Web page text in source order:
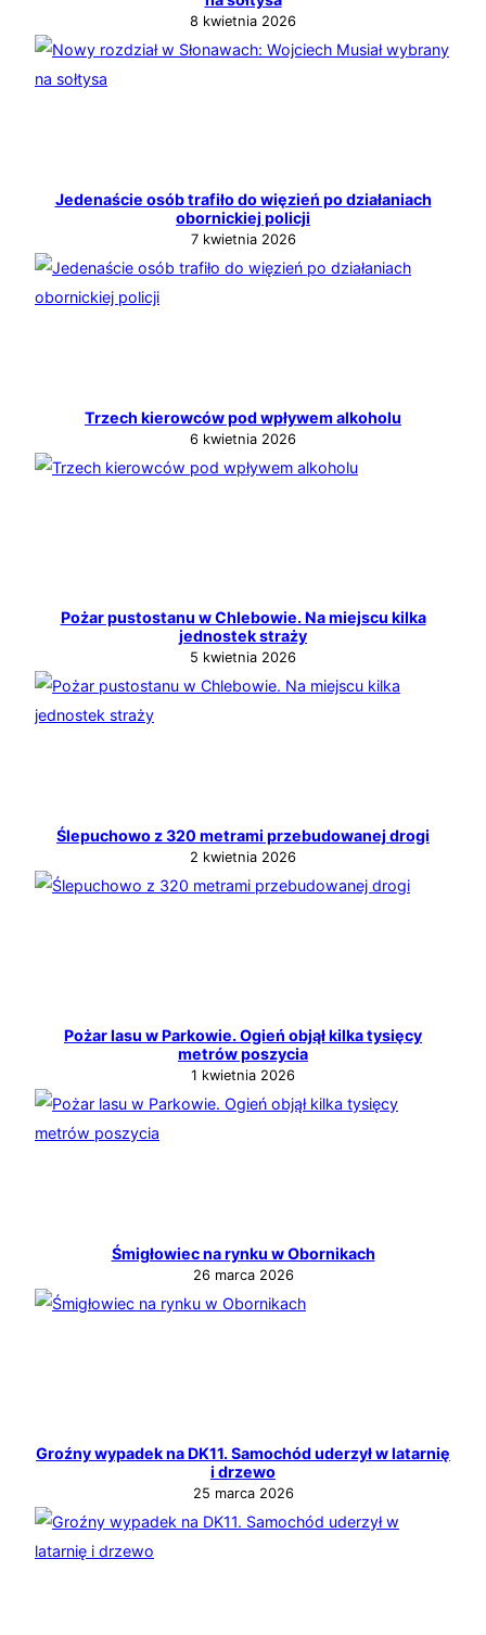
8 kwietnia 2026
Jedenaście osób trafiło do więzień po działaniach
obornickiej policji
7 kwietnia 2026
Trzech kierowców pod wpływem alkoholu
6 kwietnia 2026
Pożar pustostanu w Chlebowie. Na miejscu kilka
jednostek straży
5 kwietnia 2026
Ślepuchowo z 320 metrami przebudowanej drogi
2 kwietnia 2026
Pożar lasu w Parkowie. Ogień objął kilka tysięcy
metrów poszycia
1 kwietnia 2026
Śmigłowiec na rynku w Obornikach
26 marca 2026
Groźny wypadek na DK11. Samochód uderzył w latarnię
i drzewo
25 marca 2026